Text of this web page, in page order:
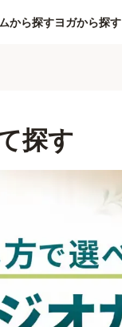
から探すヨガから探す
探す